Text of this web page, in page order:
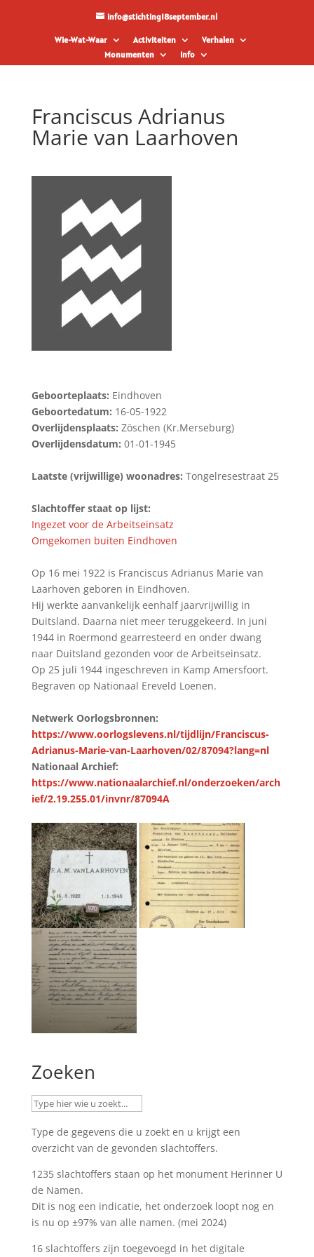
info@stichting18september.nl
Wie-Wat-Waar Activiteiten
Verhalen
Monumenten
Info
Franciscus Adrianus
Marie van Laarhoven
Geboorteplaats: Eindhoven
Geboortedatum: 16-05-1922
Overlijdensplaats: Zöschen (Kr.Merseburg)
Overlijdensdatum: 01-01-1945
Laatste (vrijwillige) woonadres: Tongelresestraat 25
Slachtoffer staat op lijst:
Ingezet voor de Arbeitseinsatz
Omgekomen buiten Eindhoven
Op 16 mei 1922 is Franciscus Adrianus Marie van
Laarhoven geboren in Eindhoven.
Hij werkte aanvankelijk eenhalf jaarvrijwillig in
Duitsland. Daarna niet meer teruggekeerd. In juni
1944 in Roermond gearresteerd en onder dwang
naar Duitsland gezonden voor de Arbeitseinsatz.
Op 25 juli 1944 ingeschreven in Kamp Amersfoort.
Begraven op Nationaal Ereveld Loenen.
Netwerk Oorlogsbronnen:
https://www.oorlogslevens.nl/tijdlijn/Franciscus-
Adrianus-Marie-van-Laarhoven/02/87094?lang=nl
Nationaal Archief:
https://www.nationaalarchief.nl/onderzoeken/arch
ief/2.19.255.01/invnr/87094A
Zoeken
Type de gegevens die u zoekt en u krijgt een
overzicht van de gevonden slachtoffers.
1235 slachtoffers staan op het monument Herinner U
de Namen.
Dit is nog een indicatie, het onderzoek loopt nog en
is nu op ±97% van alle namen. (mei 2024)
16 slachtoffers zijn toegevoegd in het digitale